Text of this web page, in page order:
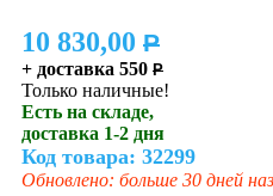
10 830,00 P
+ доставка 550 P
Только наличные!
Есть на складе,
доставка 1-2 дня
Код товара: 32299
Обновлено: больше 30 дней